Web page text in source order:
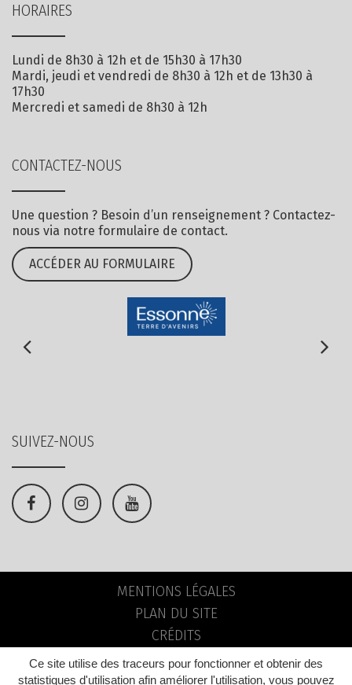
Ce site utilise des traceurs pour fonctionner et obtenir des
statistiques d'utilisation afin améliorer l'utilisation, vous pouvez
HORAIRES
Lundi de 8h30 à 12h et de 15h30 à 17h30
Mardi, jeudi et vendredi de 8h30 à 12h et de 13h30 à
17h30
Mercredi et samedi de 8h30 à 12h
CONTACTEZ-NOUS
Une question ? Besoin d’un renseignement ? Contactez-
nous via notre formulaire de contact.
ACCÉDER AU FORMULAIRE
SUIVEZ-NOUS
Lien
compte
Lien
compte
Instagram
Lien
chaîne
Youtube
MENTIONS LÉGALES
PLAN DU SITE
CRÉDITS